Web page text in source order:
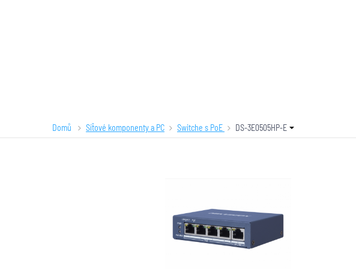
Domů Síťové komponenty a PC Switche s PoE DS-3E0505HP-E